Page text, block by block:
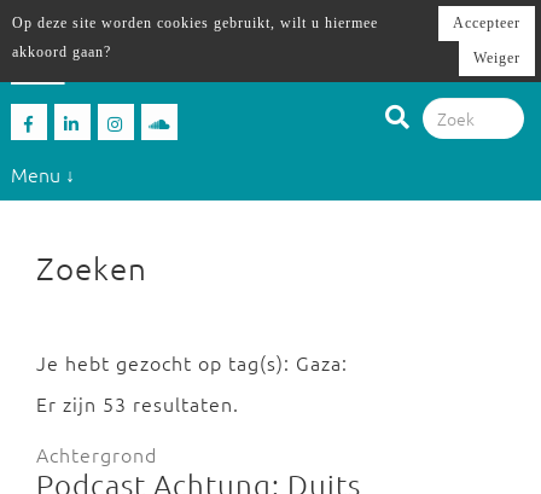
Menu ↓
Zoeken
Je hebt gezocht op tag(s): Gaza:
Er zijn 53 resultaten.
Achtergrond
Podcast Achtung: Duits
Op deze site worden cookies gebruikt, wilt u hiermee
akkoord gaan?
Accepteer
Weiger